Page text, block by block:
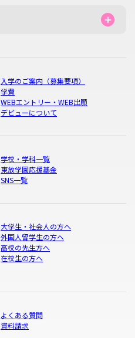
入学のご案内（募集要項）
学費
WEBエントリー・WEB出願
デビューについて
学校・学科一覧
東放学園応援基金
SNS一覧
大学生・社会人の方へ
外国人留学生の方へ
高校の先生方へ
在校生の方へ
よくある質問
資料請求